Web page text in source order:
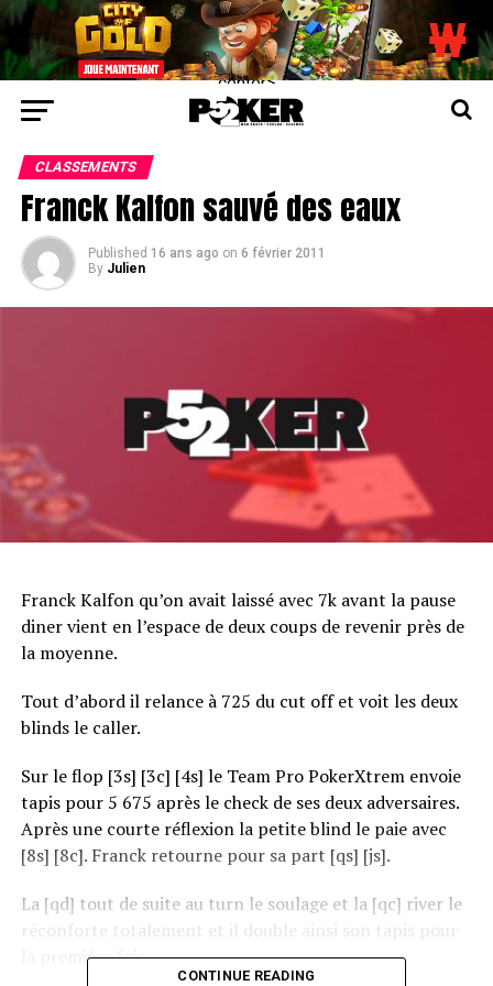
center>
CLASSEMENTS
Franck Kalfon sauvé des eaux
Published 16 ans ago on 6 février 2011
By Julien
Franck Kalfon qu’on avait laissé avec 7k avant la pause
diner vient en l’espace de deux coups de revenir près de
la moyenne.
Tout d’abord il relance à 725 du cut off et voit les deux
blinds le caller.
Sur le flop [3s] [3c] [4s] le Team Pro PokerXtrem envoie
tapis pour 5 675 après le check de ses deux adversaires.
Après une courte réflexion la petite blind le paie avec
[8s] [8c]. Franck retourne pour sa part [qs] [js].
La [qd] tout de suite au turn le soulage et la [qc] river le
réconforte totalement et il double ainsi son tapis pour
la première fois.
CONTINUE READING